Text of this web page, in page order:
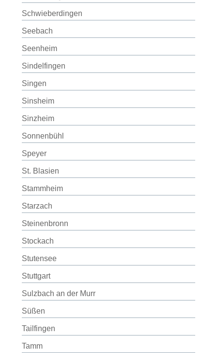
Schwieberdingen
Seebach
Seenheim
Sindelfingen
Singen
Sinsheim
Sinzheim
Sonnenbühl
Speyer
St. Blasien
Stammheim
Starzach
Steinenbronn
Stockach
Stutensee
Stuttgart
Sulzbach an der Murr
Süßen
Tailfingen
Tamm